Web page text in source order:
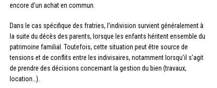
encore d’un achat en commun.
Dans le cas spécifique des fratries, l’indivision survient généralement à
la suite du décès des parents, lorsque les enfants héritent ensemble du
patrimoine familial. Toutefois, cette situation peut être source de
tensions et de conflits entre les indivisaires, notamment lorsqu’il s’agit
de prendre des décisions concernant la gestion du bien (travaux,
location…).